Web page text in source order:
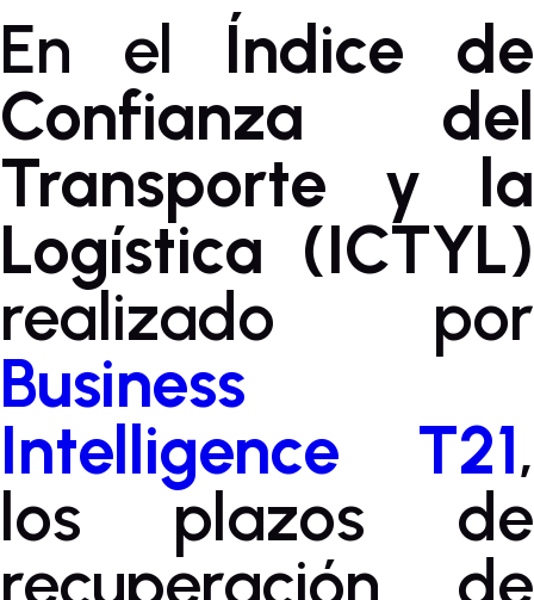
En el Índice de
Confianza del
Transporte y la
Logística (ICTYL)
realizado por
Business
Intelligence T21,
los plazos de
recuperación de